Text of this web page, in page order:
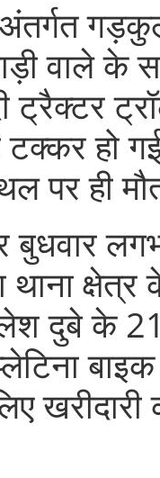
वाले के
ट्रैक्टर
टक्कर हो
पर ही
बुधवार
थाना
दुबे के 21